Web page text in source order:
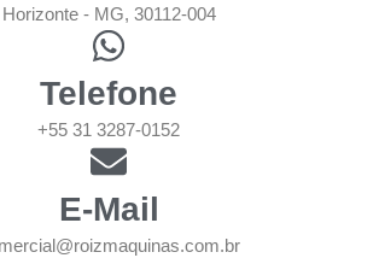
Horizonte - MG, 30112-004
Telefone
+55 31 3287-0152
E-Mail